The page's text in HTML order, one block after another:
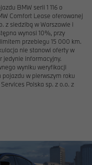
BMW serii 1 116 o
Comfort Lease oferowanej
z siedzibą w Warszawie i
wynosi 10%, przy
przebiegu 15 000 km.
nie stanowi oferty w
jedynie informacyjny.
wyniku weryfikacji
w pierwszym roku
Polska sp. z o.o. z